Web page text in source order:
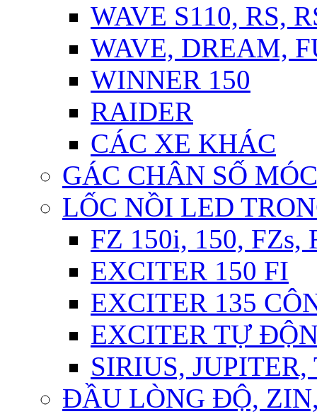
WAVE S110, RS,
WAVE, DREAM,
WINNER 150
RAIDER
CÁC XE KHÁC
GÁC CHÂN SỐ MÓC
LỐC NỒI LED
FZ 150i, 150, FZs,
EXCITER 150 FI
EXCITER 135
EXCITER TỰ
SIRIUS, JUPITER,
ĐẦU LÒNG ĐỘ,